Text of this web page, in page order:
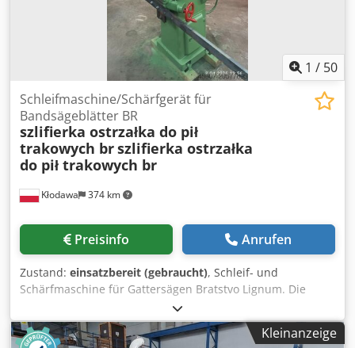
1 / 50
Kłodawa 374 km
Schleifmaschine/Schärfgerät für
Bandsägeblätter BR
szlifierka ostrzałka do pił
trakowych brszlifierka ostrzałka
do pił trakowych br
Preisinfo Anrufen
Zustand: einsatzbereit (gebraucht), Schleif- und
Schärfmaschine für Gattersägen Bratstvo Lignum. Die
Maschine ist komplett und technisch funktionsfähig. Sie
kann mit Rollen zum Halten des Bandsägeblatts
nachgerüstet werden. Csdpexx Uxiofx Afqsha Kleinanzeige